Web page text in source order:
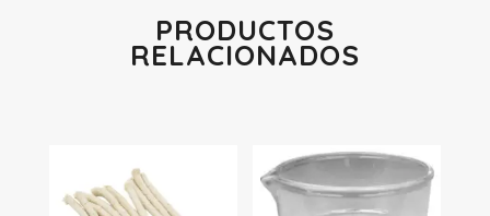
PRODUCTOS
RELACIONADOS